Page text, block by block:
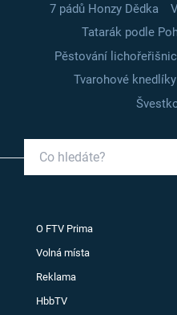
7 pádů Honzy Dědka
Tatarák podle
Pěstování
Tvarohové knedlíky
O FTV Prima
Volná místa
Reklama
HbbTV